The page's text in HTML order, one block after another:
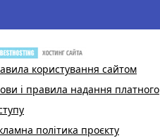
користування сайтом
і правила надання платного
політика проєкту